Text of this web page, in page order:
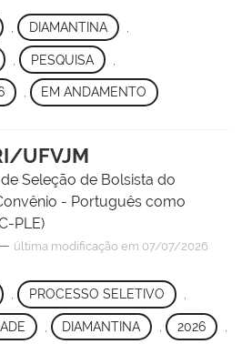
DIAMANTINA
PESQUISA
, EM ANDAMENTO
UFVJM
Seleção de Bolsista do
- Português como
PLE)
— última modificação em 07/07/2026
PROCESSO SELETIVO
DIAMANTINA , 2026